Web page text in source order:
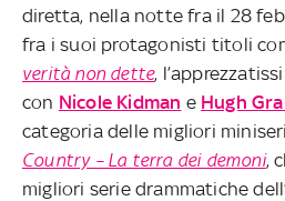
diretta, nella notte fra il 28
fra i suoi protagonisti titoli
verità non dette,
con Nicole Kidman e Hugh
categoria delle migliori
Country – La terra dei demoni,
migliori serie drammatiche